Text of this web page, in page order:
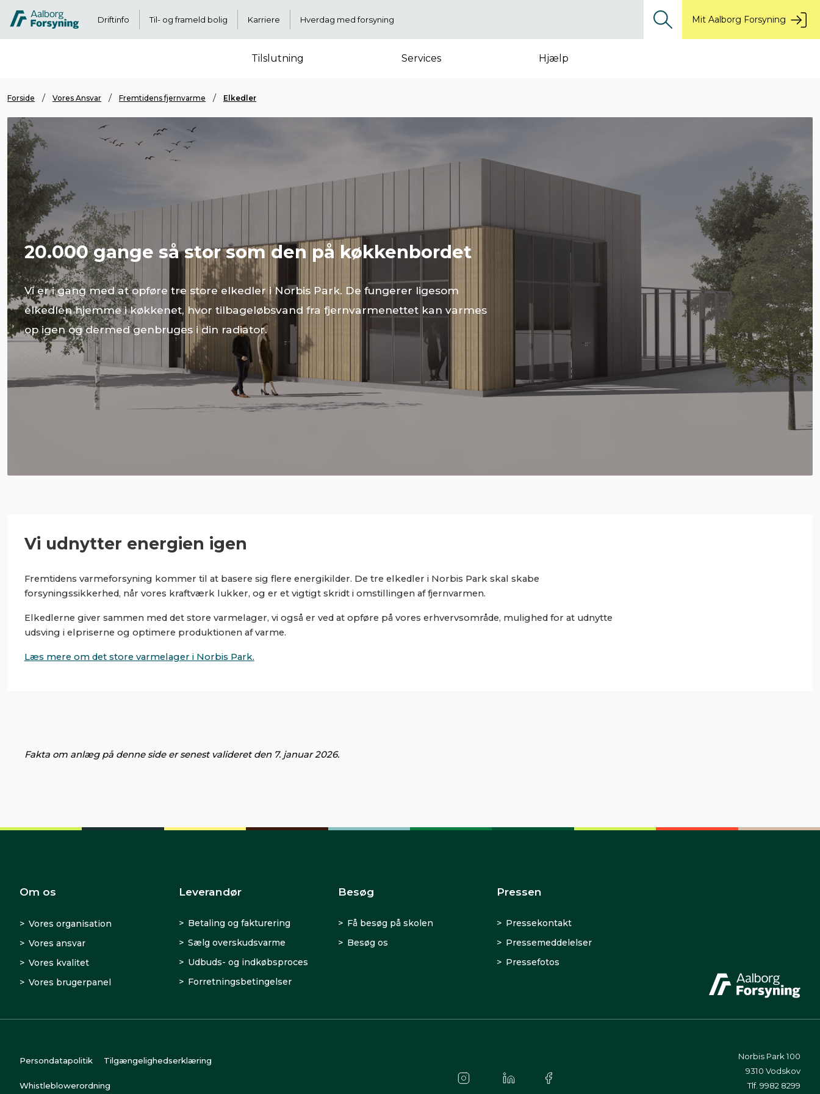
Driftinfo Til- og frameld bolig Karriere Hverdag med forsyning Mit Aalborg Forsyning
Tilslutning Services Hjælp
Forside Vores Ansvar Fremtidens fjernvarme Elkedler
20.000 gange så stor som den på køkkenbordet
Vi er i gang med at opføre tre store elkedler i Norbis Park. De fungerer ligesom
elkedlen hjemme i køkkenet, hvor tilbageløbsvand fra fjernvarmenettet kan varmes
op igen og dermed genbruges i din radiator.
Vi udnytter energien igen
Fremtidens varmeforsyning kommer til at basere sig flere energikilder. De tre elkedler i Norbis Park skal skabe
forsyningssikkerhed, når vores kraftværk lukker, og er et vigtigt skridt i omstillingen af fjernvarmen.
Elkedlerne giver sammen med det store varmelager, vi også er ved at opføre på vores erhvervsområde, mulighed for at udnytte
udsving i elpriserne og optimere produktionen af varme.
Læs mere om det store varmelager i Norbis Park.
Fakta om anlæg på denne side er senest valideret den 7. januar 2026.
Om os
Vores organisation
Vores ansvar
Vores kvalitet
Vores brugerpanel
Leverandør
Betaling og fakturering
Sælg overskudsvarme
Udbuds- og indkøbsproces
Forretningsbetingelser
Besøg
Få besøg på skolen
Besøg os
Pressen
Pressekontakt
Pressemeddelelser
Pressefotos
Persondatapolitik Tilgængelighedserklæring
Whistleblowerordning
Norbis Park 100
9310 Vodskov
Tlf. 9982 8299